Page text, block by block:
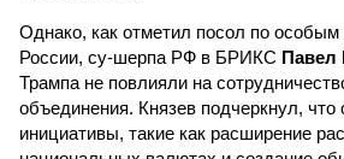
Однако, как отметил посол по
России, су-шерпа РФ в БРИКС Павел
Трампа не повлияли на
объединения. Князев подчеркнул,
инициативы, такие как расширение